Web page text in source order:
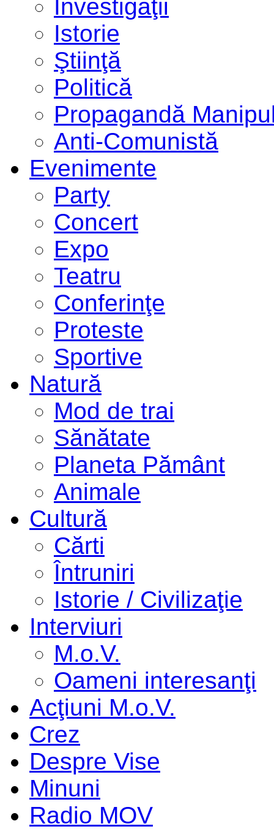
Investigaţii
Istorie
Ştiinţă
Politică
Propagandă
Anti-Comunistă
Evenimente
Party
Concert
Expo
Teatru
Conferinţe
Proteste
Sportive
Natură
Mod de trai
Sănătate
Planeta Pământ
Animale
Cultură
Cărti
Întruniri
Istorie / Civilizaţie
Interviuri
M.o.V.
Oameni interesanţi
Acţiuni M.o.V.
Crez
Despre Vise
Minuni
Radio MOV